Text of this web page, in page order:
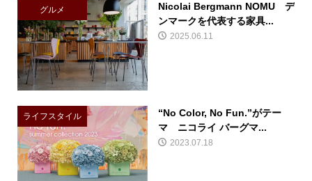
グルメ
Nicolai Bergmann NOMU デ
ンマークを代表する家具...
2025.06.11
ライフスタイル
“No Color, No Fun.”がテー
マ ニコライ バーグマ...
2023.07.18